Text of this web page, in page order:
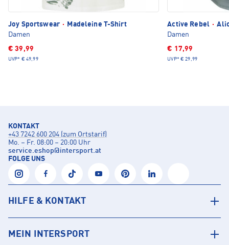
Joy Sportswear ·
Madeleine T-Shirt
Damen
€ 39,99
UVP* € 49,99
Active Rebel ·
Damen
€ 17,99
UVP* € 29,99
KONTAKT
+43 7242 600 204 (zum Ortstarif)
Mo. – Fr. 08:00 – 20:00 Uhr
service.eshop@intersport.at
FOLGE UNS
HILFE & KONTAKT
MEIN INTERSPORT